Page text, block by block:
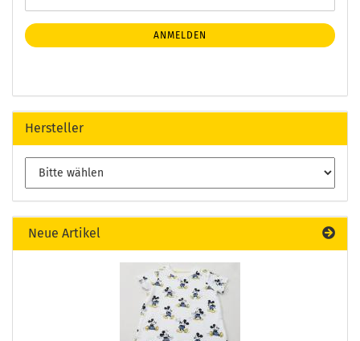
ZUR
ANMELDUNG
Mail
ANMELDEN
Hersteller
Neue Artikel